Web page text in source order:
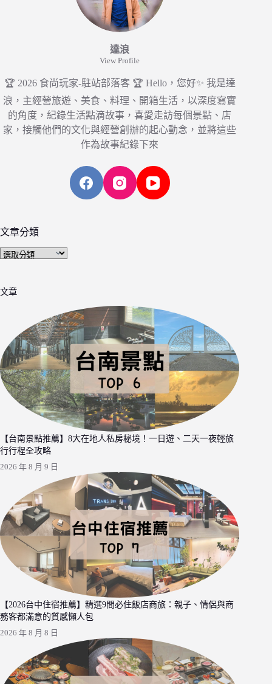
達浪
View Profile
🏆 2026 食尚玩家-駐站部落客 🏆 Hello，您好✨ 我是達
浪，主經營旅遊、美食、料理、開箱生活，以深度寫實
的角度，紀錄生活點滴故事，喜愛走訪每個景點、店
家，接觸他們的文化與經營創辦的起心動念，並將這些
作為故事紀錄下來
文章分類
文
類
文章
【台南景點推薦】8大在地人私房秘境！一日遊、二天一夜輕旅
行行程全攻略
2026 年 8 月 9 日
【2026台中住宿推薦】精選9間必住飯店商旅：親子、情侶與商
務客都滿意的質感懶人包
2026 年 8 月 8 日